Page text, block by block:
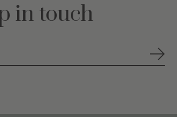
in touch